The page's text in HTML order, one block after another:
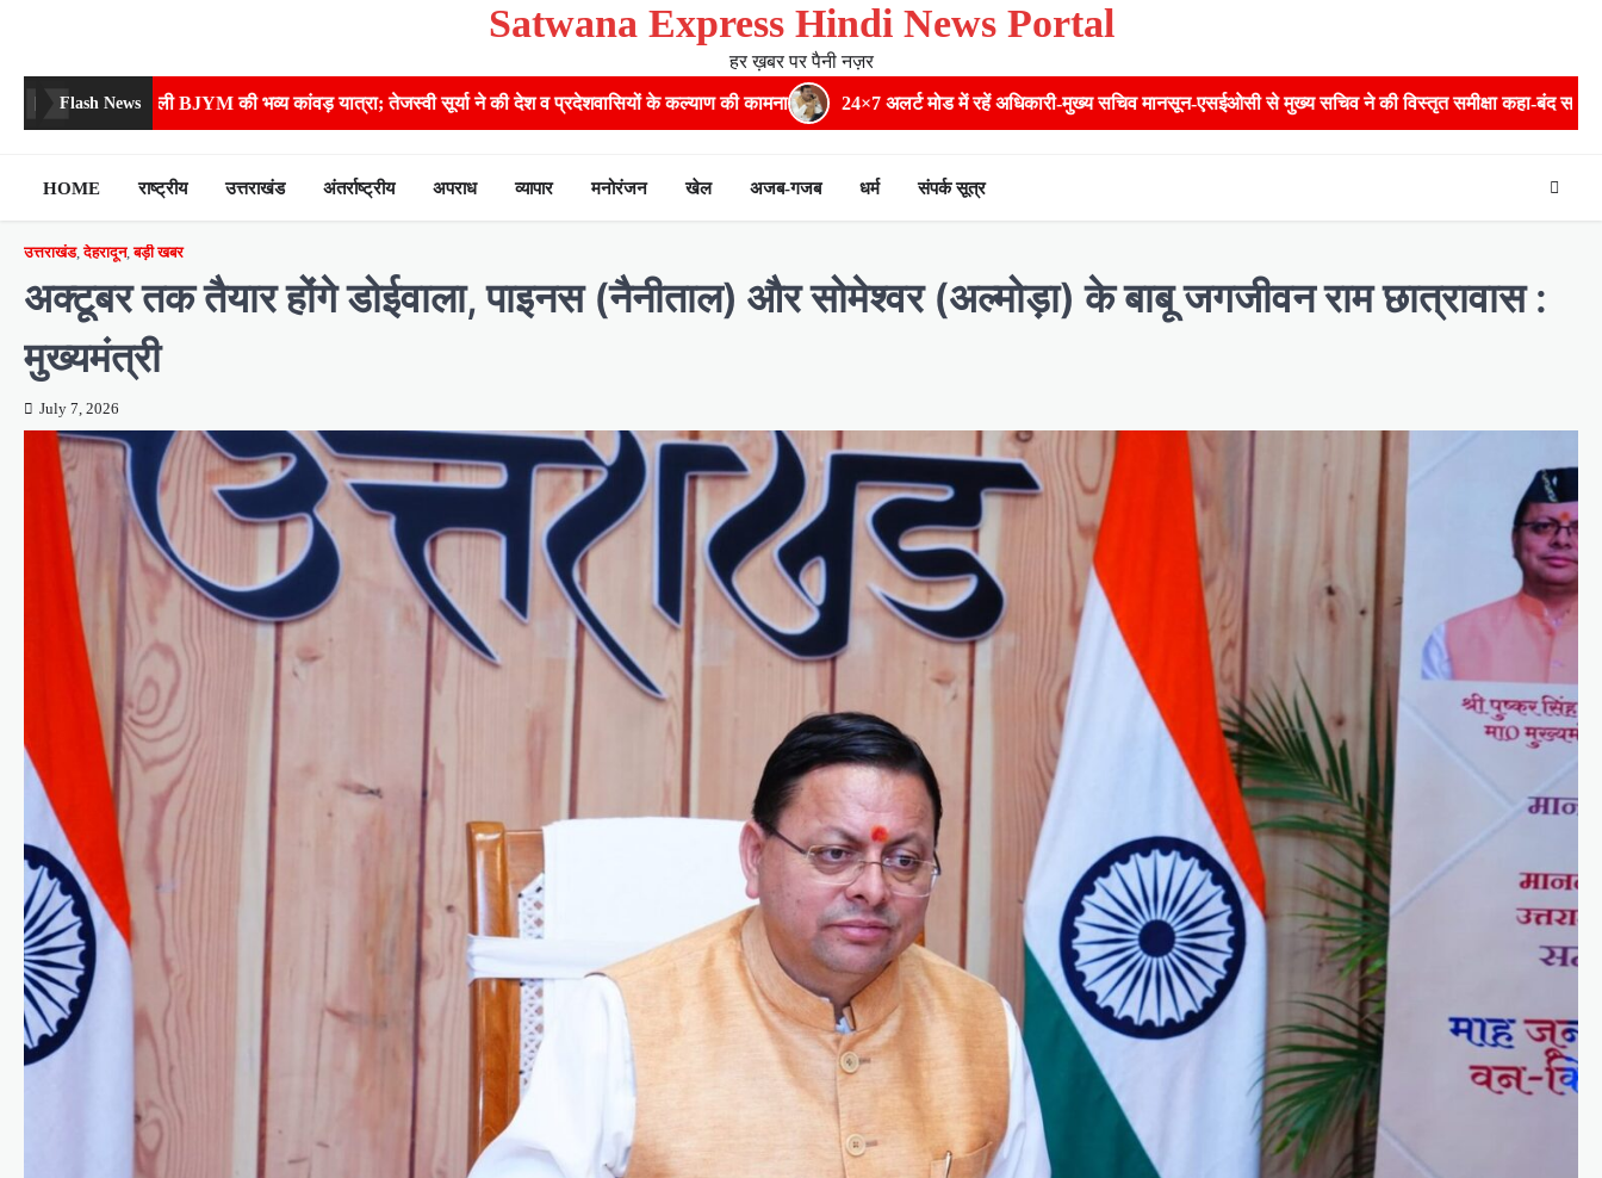
Satwana Express Hindi News Portal
हर ख़बर पर पैनी नज़र
Flash News
की भव्य कांवड़ यात्रा; तेजस्वी सूर्या ने की देश व प्रदेशवासियों के कल्याण की कामना 24×7 अलर्ट मोड में रहें अधिकारी-मुख्य सचिव मानसून-एसईओसी से मुख्य सचिव ने की विस्तृत समीक्षा कहा-बंद सड़कों को शीघ्र खोला जाए, लोगों को
HOME राष्ट्रीय उत्तराखंड अंतर्राष्ट्रीय अपराध व्यापार मनोरंजन खेल अजब-गजब धर्म संपर्क सूत्र
उत्तराखंड,देहरादून,बड़ी खबर
अक्टूबर तक तैयार होंगे डोईवाला, पाइनस (नैनीताल) और सोमेश्वर (अल्मोड़ा) के बाबू जगजीवन राम छात्रावास :
मुख्यमंत्री
July 7, 2026